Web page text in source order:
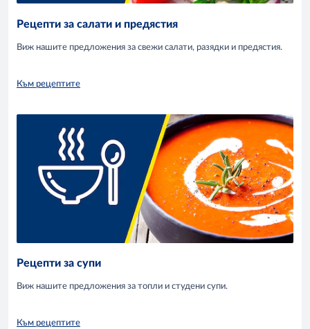
Рецепти за салати и предястия
Виж нашите предложения за свежи салати, разядки и предястия.
Към рецептите
Рецепти за супи
Виж нашите предложения за топли и студени супи.
Към рецептите